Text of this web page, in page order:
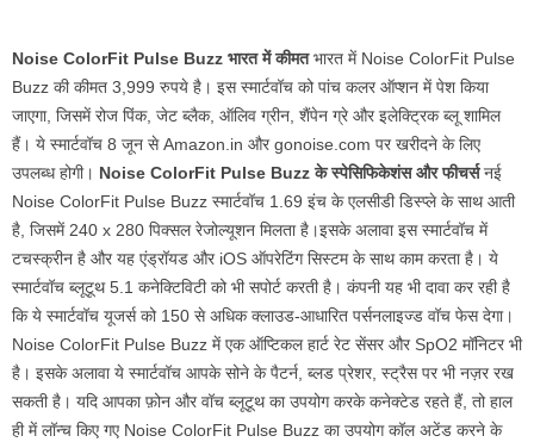
Noise ColorFit Pulse Buzz भारत में कीमतभारत में Noise ColorFit Pulse
Buzz की कीमत 3,999 रुपये है। इस स्मार्टवॉच को पांच कलर ऑप्शन में पेश किया
जाएगा, जिसमें रोज पिंक, जेट ब्लैक, ऑलिव ग्रीन, शैंपेन ग्रे और इलेक्ट्रिक ब्लू शामिल
हैं। ये स्मार्टवॉच 8 जून से Amazon.in और gonoise.com पर खरीदने के लिए
उपलब्ध होगी। Noise ColorFit Pulse Buzz के स्पेसिफिकेशंस और फीचर्सनई
Noise ColorFit Pulse Buzz स्मार्टवॉच 1.69 इंच के एलसीडी डिस्प्ले के साथ आती
है, जिसमें 240 x 280 पिक्सल रेजोल्यूशन मिलता है।इसके अलावा इस स्मार्टवॉच में
टचस्क्रीन है और यह एंड्रॉयड और iOS ऑपरेटिंग सिस्टम के साथ काम करता है। ये
स्मार्टवॉच ब्लूटूथ 5.1 कनेक्टिविटी को भी सपोर्ट करती है। कंपनी यह भी दावा कर रही है
कि ये स्मार्टवॉच यूजर्स को 150 से अधिक क्लाउड-आधारित पर्सनलाइज्ड वॉच फेस देगा।
Noise ColorFit Pulse Buzz में एक ऑप्टिकल हार्ट रेट सेंसर और SpO2 मॉनिटर भी
है। इसके अलावा ये स्मार्टवॉच आपके सोने के पैटर्न, ब्लड प्रेशर, स्ट्रैस पर भी नज़र रख
सकती है। यदि आपका फ़ोन और वॉच ब्लूटूथ का उपयोग करके कनेक्टेड रहते हैं, तो हाल
ही में लॉन्च किए गए Noise ColorFit Pulse Buzz का उपयोग कॉल अटेंड करने के